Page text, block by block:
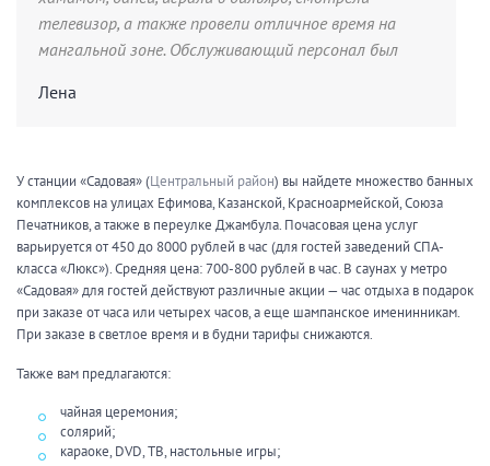
телевизор, а также провели отличное время на
мангальной зоне. Обслуживающий персонал был
оказаны на высочайшем уровне!
Лена
У станции «Садовая» (Центральный район) вы найдете множество банных
комплексов на улицах Ефимова, Казанской, Красноармейской, Союза
Печатников, а также в переулке Джамбула. Почасовая цена услуг
варьируется от 450 до 8000 рублей в час (для гостей заведений СПА-
класса «Люкс»). Средняя цена: 700-800 рублей в час. В саунах у метро
«Садовая» для гостей действуют различные акции — час отдыха в подарок
при заказе от часа или четырех часов, а еще шампанское именинникам.
При заказе в светлое время и в будни тарифы снижаются.
Также вам предлагаются:
чайная церемония;
солярий;
караоке, DVD, ТВ, настольные игры;